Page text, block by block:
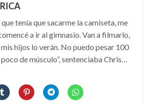
tenía que sacarme la camiseta, me
a ir al gimnasio. Van a filmarlo,
hijos lo verán. No puedo pesar 100
de músculo”, sentenciaba Chris…